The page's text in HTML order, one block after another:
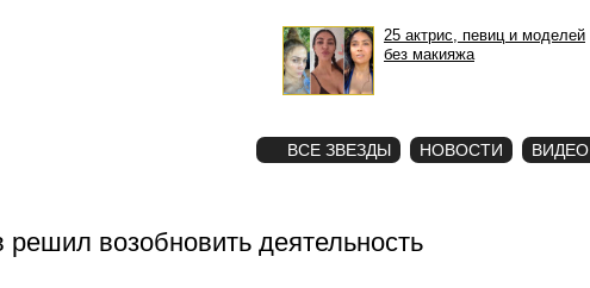
25 актрис, певиц и моделей
без макияжа
ВСЕ ЗВЕЗДЫ НОВОСТИ ВИДЕО
возобновить деятельность